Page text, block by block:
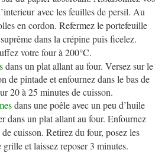
avec les feuilles de persil. Au
en cordon. Refermez le portefeuille
dans la crépine puis ficelez.
votre four à 200°C.
dans un plat allant au four. Versez sur le
de pintade et enfournez dans le bas de
20 à 25 minutes de cuisson.
dans une poêle avec un peu d’huile
dans un plat allant au four. Enfournez
cuisson. Retirez du four, posez les
grille et laissez reposer 3 minutes.